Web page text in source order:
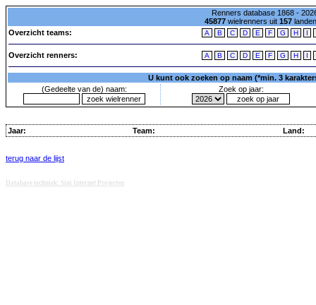
Renners database 1868 -
45877wielrenners uit 157
Overzicht teams:
A B C D E F G H I
Overzicht renners: A B C D E F G H I
U kunt ook zoeken op naam (*min. 3
(Gedeelte van de) naam:
Zoek op jaar:
Jaar: Team: Land:
terug naar de lijst
Database techniek: Sini Internet Projecten